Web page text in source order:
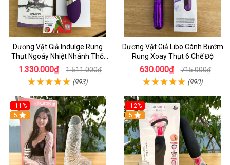
Dương Vật Giả Indulge Rung
Thụt Ngoáy Nhiệt Nhánh Thỏ
Kích Điểm G
1.330.000₫ 1.511.000₫
(993)
Dương Vật Giả Libo Cánh Bướm
Rung Xoay Thụt 6 Chế Độ
630.000₫ 715.000₫
(990)
-11%
5
-12%
5